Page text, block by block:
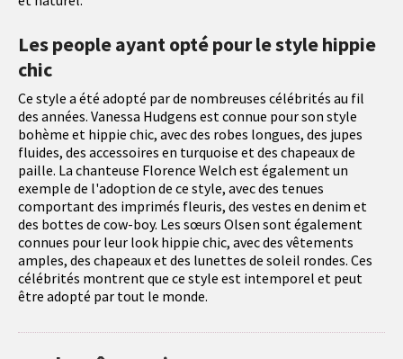
Les people ayant opté pour le style hippie
chic
Ce style a été adopté par de nombreuses célébrités au fil
des années. Vanessa Hudgens est connue pour son style
bohème et hippie chic, avec des robes longues, des jupes
fluides, des accessoires en turquoise et des chapeaux de
paille. La chanteuse Florence Welch est également un
exemple de l'adoption de ce style, avec des tenues
comportant des imprimés fleuris, des vestes en denim et
des bottes de cow-boy. Les sœurs Olsen sont également
connues pour leur look hippie chic, avec des vêtements
amples, des chapeaux et des lunettes de soleil rondes. Ces
célébrités montrent que ce style est intemporel et peut
être adopté par tout le monde.